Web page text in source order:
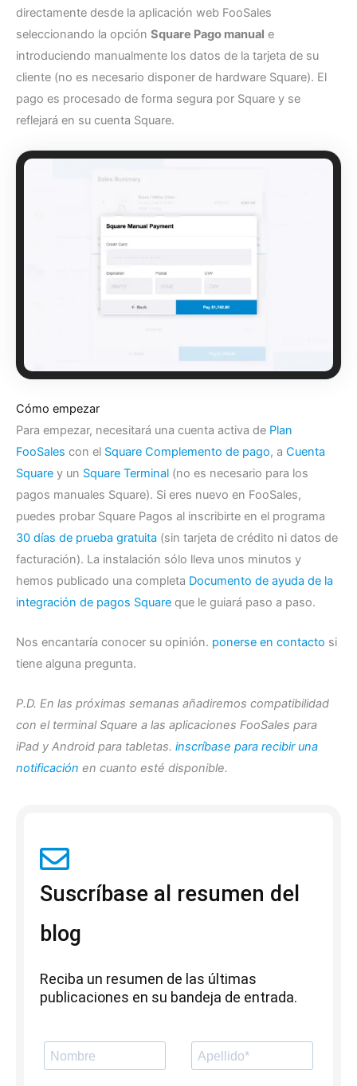
directamente desde la aplicación web FooSales
seleccionando la opción Square Pago manual e
introduciendo manualmente los datos de la tarjeta de su
cliente (no es necesario disponer de hardware Square). El
pago es procesado de forma segura por Square y se
reflejará en su cuenta Square.
Cómo empezar
Para empezar, necesitará una cuenta activa de Plan
FooSales con el Square Complemento de pago, a Cuenta
Square y un Square Terminal (no es necesario para los
pagos manuales Square). Si eres nuevo en FooSales,
puedes probar Square Pagos al inscribirte en el programa
30 días de prueba gratuita (sin tarjeta de crédito ni datos de
facturación). La instalación sólo lleva unos minutos y
hemos publicado una completa Documento de ayuda de la
integración de pagos Square que le guiará paso a paso.
Nos encantaría conocer su opinión. ponerse en contacto si
tiene alguna pregunta.
P.D. En las próximas semanas añadiremos compatibilidad
con el terminal Square a las aplicaciones FooSales para
iPad y Android para tabletas. inscríbase para recibir una
notificación en cuanto esté disponible.
Suscríbase al resumen del
blog
Reciba un resumen de las últimas
publicaciones en su bandeja de entrada.